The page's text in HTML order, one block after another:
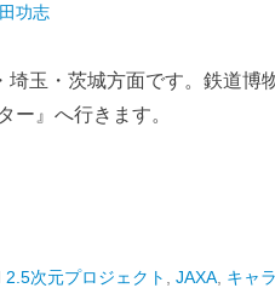
功志
埼玉・茨城方面です。鉄道博
ー』へ行きます。
2.5次元プロジェクト JAXA キャ